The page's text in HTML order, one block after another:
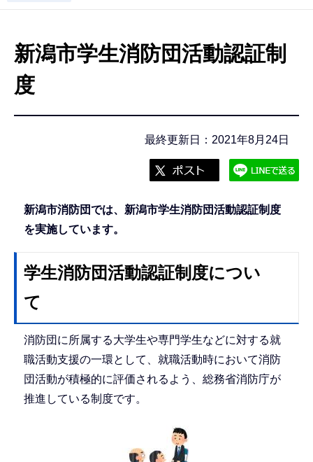
新潟市学生消防団活動認証制
度
最終更新日：2021年8月24日
新潟市消防団では、新潟市学生消防団活動認証制度
を実施しています。
学生消防団活動認証制度につい
て
消防団に所属する大学生や専門学生などに対する就
職活動支援の一環として、就職活動時において消防
団活動が積極的に評価されるよう、総務省消防庁が
推進している制度です。